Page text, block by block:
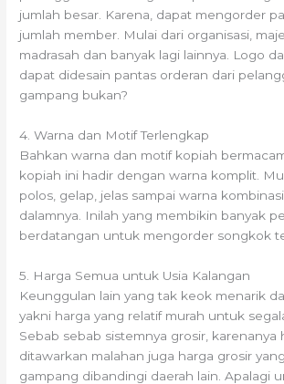
jumlah besar. Karena, dapat mengorder
jumlah member. Mulai dari organisasi,
madrasah dan banyak lagi lainnya. Logo
dapat didesain pantas orderan dari
gampang bukan?
4. Warna dan Motif Terlengkap
Bahkan warna dan motif kopiah
kopiah ini hadir dengan warna komplit.
polos, gelap, jelas sampai warna
dalamnya. Inilah yang membikin banyak
berdatangan untuk mengorder songkok
5. Harga Semua untuk Usia Kalangan
Keunggulan lain yang tak keok menarik
yakni harga yang relatif murah untuk
Sebab sebab sistemnya grosir, karenanya
ditawarkan malahan juga harga grosir
gampang dibandingi daerah lain. Apalagi